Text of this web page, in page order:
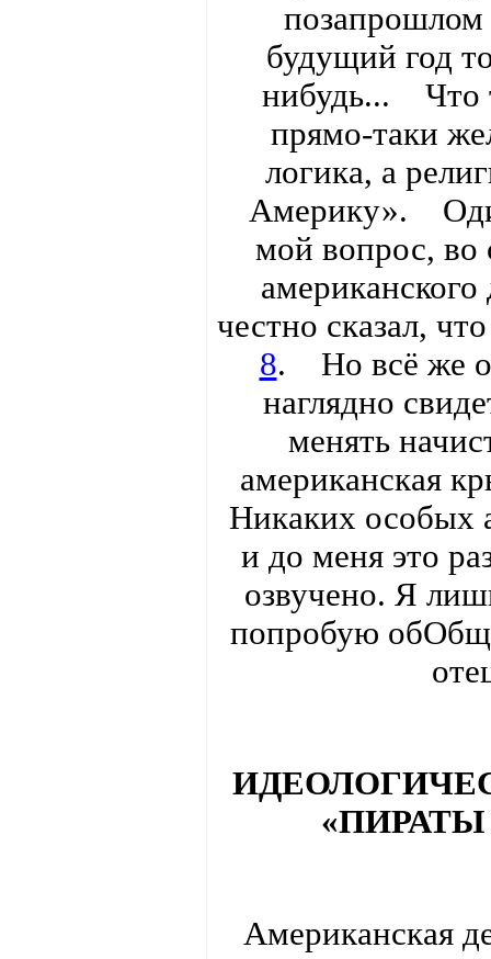
позапрошлом
будущий год
нибудь... Что
прямо-таки
логика, а
Америку».
мой вопрос, во
американского
честно сказал,
8. Но всё же
наглядно
менять
американская
Никаких особых
и до меня это
озвучено. Я
попробую
Американская